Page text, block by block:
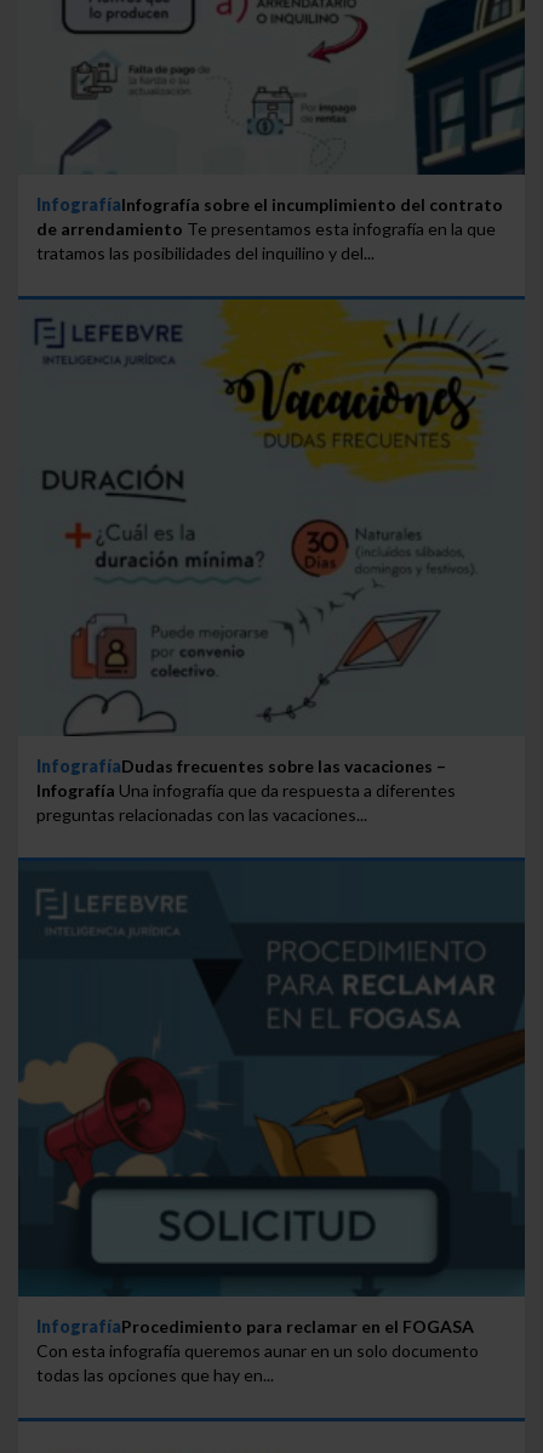
InfografíaInfografía sobre el incumplimiento del contrato
de arrendamiento Te presentamos esta infografía en la que
tratamos las posibilidades del inquilino y del...
InfografíaDudas frecuentes sobre las vacaciones –
Infografía Una infografía que da respuesta a diferentes
preguntas relacionadas con las vacaciones...
InfografíaProcedimiento para reclamar en el FOGASA
Con esta infografía queremos aunar en un solo documento
todas las opciones que hay en...